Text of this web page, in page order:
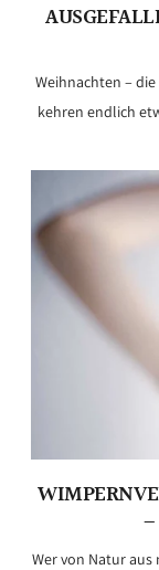
Weihnachten –
kehren endlich
Wer von Natur